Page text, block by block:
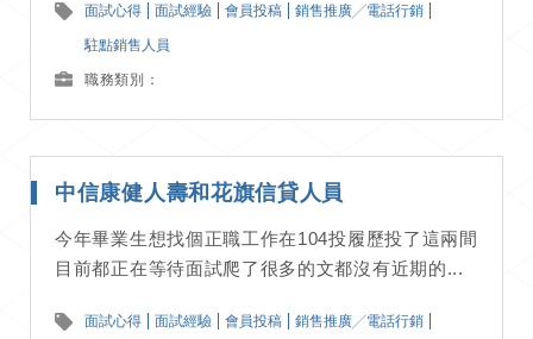
面試心得 面試經驗 會員投稿 銷售推廣╱電話行銷
駐點銷售人員
職務類別：
中信康健人壽和花旗信貸人員
今年畢業生想找個正職工作在104投履歷投了這兩間
目前都正在等待面試爬了很多的文都沒有近期的...
面試心得 面試經驗 會員投稿 銷售推廣╱電話行銷